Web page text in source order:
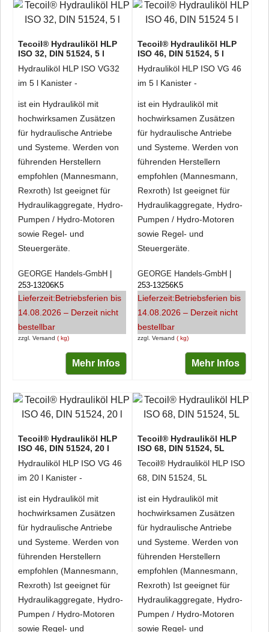
Tecoil® Hydrauliköl HLP
ISO 32, DIN 51524, 5 l
Hydrauliköl HLP ISO VG32
im 5 l Kanister -
ist ein Hydrauliköl mit
hochwirksamen Zusätzen
für hydraulische Antriebe
und Systeme. Werden von
führenden Herstellern
empfohlen (Mannesmann,
Rexroth) Ist geeignet für
Hydraulikaggregate, Hydro-
Pumpen / Hydro-Motoren
sowie Regel- und
Steuergeräte
zzgl. Versand kg
GEORGE Handels-GmbH
253-13206K5
Lieferzeit:Betriebsferien bis
14.08.2026 – Derzeit nicht
bestellbar
Mehr Infos
Tecoil® Hydrauliköl HLP
ISO 46, DIN 51524, 5 l
Hydrauliköl HLP ISO VG 46
im 5 l Kanister -
ist ein Hydrauliköl mit
hochwirksamen Zusätzen
für hydraulische Antriebe
und Systeme. Werden von
führenden Herstellern
empfohlen (Mannesmann,
Rexroth) Ist geeignet für
Hydraulikaggregate, Hydro-
Pumpen / Hydro-Motoren
sowie Regel- und
Steuergeräte.
zzgl. Versand kg
GEORGE Handels-GmbH
253-13256K5
Lieferzeit:Betriebsferien bis
14.08.2026 – Derzeit nicht
bestellbar
Mehr Infos
Tecoil® Hydrauliköl HLP
ISO 46, DIN 51524, 20 l
Hydrauliköl HLP ISO VG 46
im 20 l Kanister -
ist ein Hydrauliköl mit
hochwirksamen Zusätzen
für hydraulische Antriebe
und Systeme. Werden von
führenden Herstellern
empfohlen (Mannesmann,
Rexroth) Ist geeignet für
Hydraulikaggregate, Hydro-
Pumpen / Hydro-Motoren
sowie Regel- und
Tecoil® Hydrauliköl HLP
ISO 68, DIN 51524, 5L
Tecoil® Hydrauliköl HLP ISO
68, DIN 51524, 5L
ist ein Hydrauliköl mit
hochwirksamen Zusätzen
für hydraulische Antriebe
und Systeme. Werden von
führenden Herstellern
empfohlen (Mannesmann,
Rexroth) Ist geeignet für
Hydraulikaggregate, Hydro-
Pumpen / Hydro-Motoren
sowie Regel- und